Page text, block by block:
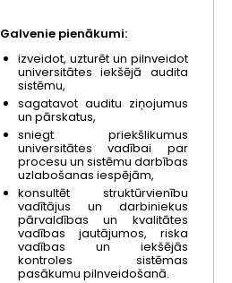
Galvenie pienākumi:
izveidot, uzturēt un pilnveidot
universitātes iekšējā audita
sistēmu,
sagatavot auditu ziņojumus
un pārskatus,
sniegt priekšlikumus
universitātes vadībai par
procesu un sistēmu darbības
uzlabošanas iespējām,
konsultēt struktūrvienību
vadītājus un darbiniekus
pārvaldības un kvalitātes
vadības jautājumos, riska
vadības un iekšējās
kontroles sistēmas
pasākumu pilnveidošanā.